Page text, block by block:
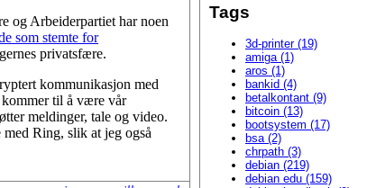
og Arbeiderpartiet har noen
som stemte for
privatsfære.
kommunikasjon med
kommer til å være vår
meldinger, tale og video.
Ring, slik at jeg også
Tags
3d-printer (19)
amiga (1)
aros (1)
bankid (4)
betalkontant (9)
bitcoin (13)
bootsystem (17)
bsa (2)
chrpath (3)
debian (219)
debian edu (159)